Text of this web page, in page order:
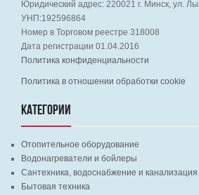
Юридический адрес: 220021 г. Минск, ул.
УНП:192596864
Номер в Торговом реестре 318008
Дата регистрации 01.04.2016
Политика конфиденциальности
Политика в отношении обработки cookie
КАТЕГОРИИ
Отопительное оборудование
Водонагреватели и бойлеры
Сантехника, водоснабжение и канализация
Бытовая техника